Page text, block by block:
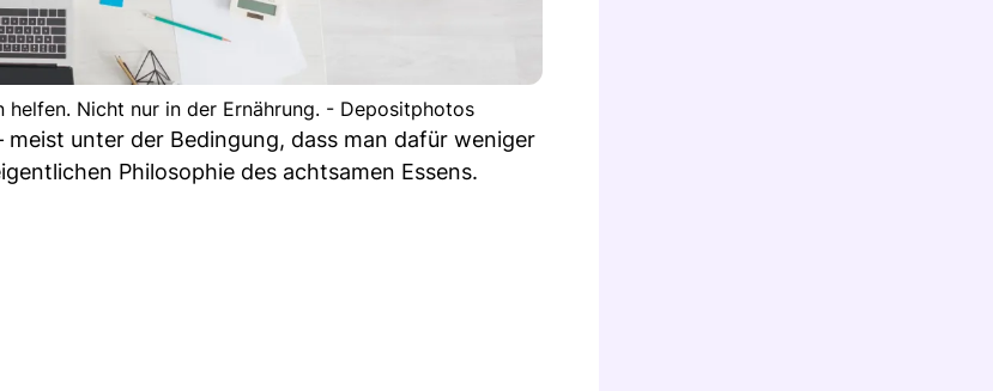
Nicht nur in der Ernährung. - Depositphotos
unter der Bedingung, dass man dafür weniger
Philosophie des achtsamen Essens.